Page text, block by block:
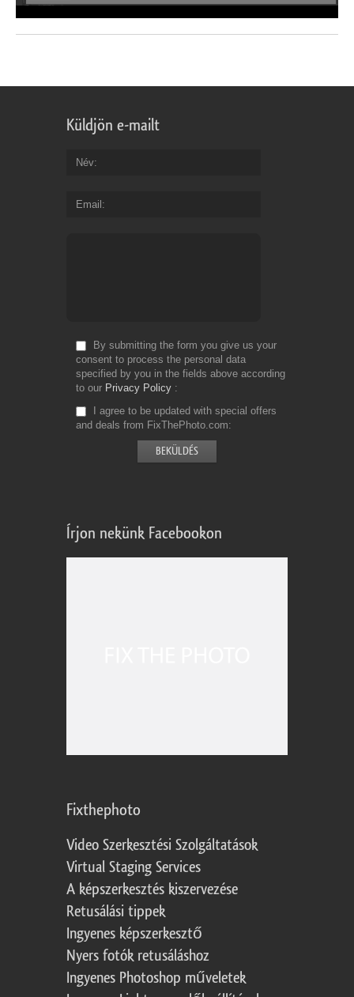
Küldjön e-mailt
Név
Email
By submitting the form you give us your
consent to process the personal data
specified by you in the fields above according
to our Privacy Policy
I agree to be updated with special offers
and deals from FixThePhoto.com
Írjon nekünk Facebookon
Fixthephoto
Video Szerkesztési Szolgáltatások
Virtual Staging Services
A képszerkesztés kiszervezése
Retusálási tippek
Ingyenes képszerkesztő
Nyers fotók retusáláshoz
Ingyenes Photoshop műveletek